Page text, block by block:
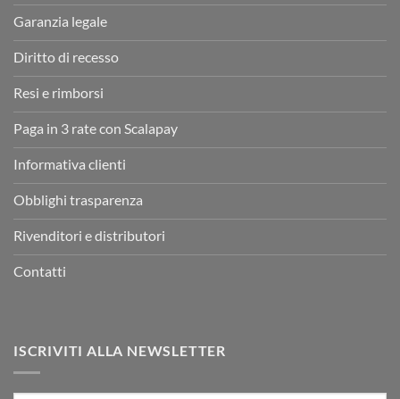
Garanzia legale
Diritto di recesso
Resi e rimborsi
Paga in 3 rate con Scalapay
Informativa clienti
Obblighi trasparenza
Rivenditori e distributori
Contatti
ISCRIVITI ALLA NEWSLETTER